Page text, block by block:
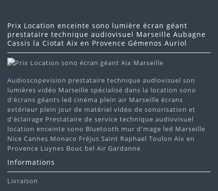
Prix Location enceinte sono lumière écran géant
prestataire technique audiovisuel Marseille Aubagne
Cassis la Ciotat Aix en Provence Gémenos Auriol
Audioscopevision prestataire technique audiovisuel son
lumières vidéo Marseille spécialisé dans la location sono
d'écrans géants led cinéma plein air Marseille écrans
extérieur plein jour de matériel vidéo de sonorisation et
d'éclairage Prestataire de service technique audiovisuel
location enceinte sono Bluetooth mur d'mage led Marseille
Nice Cannes Monaco Fréjus Saint Raphael Toulon Aix en
Provence Luynes Bouc bel Air Gardanne
Informations
Livraison